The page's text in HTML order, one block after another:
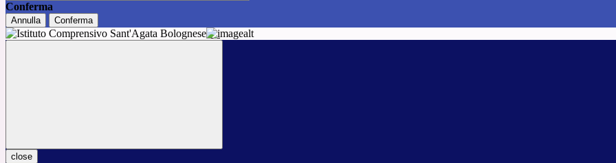
Conferma
Annulla Conferma
close